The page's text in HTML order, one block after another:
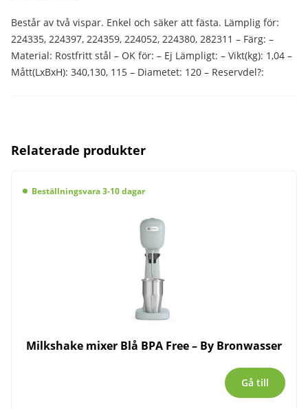
Består av två vispar. Enkel och säker att fästa. Lämplig för:
224335, 224397, 224359, 224052, 224380, 282311 – Färg: –
Material: Rostfritt stål – OK för: – Ej Lämpligt: – Vikt(kg): 1,04 –
Mått(LxBxH): 340,130, 115 – Diametet: 120 – Reservdel?:
Relaterade produkter
Beställningsvara 3-10 dagar
Milkshake mixer Blå BPA Free – By Bronwasser
Gå till